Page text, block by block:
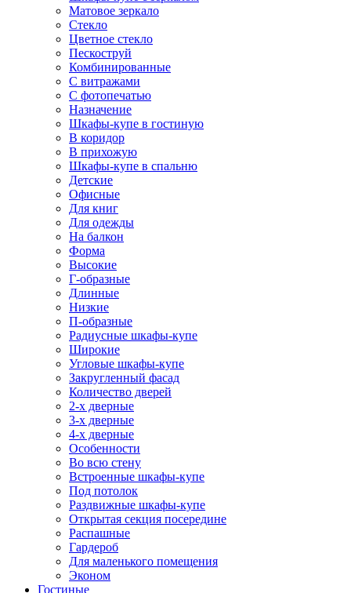
Матовое зеркало
Стекло
Цветное стекло
Пескоструй
Комбинированные
С витражами
С фотопечатью
Назначение
Шкафы-купе в гостиную
В коридор
В прихожую
Шкафы-купе в спальню
Детские
Офисные
Для книг
Для одежды
На балкон
Форма
Высокие
Г-образные
Длинные
Низкие
П-образные
Радиусные шкафы-купе
Широкие
Угловые шкафы-купе
Закругленный фасад
Количество дверей
2-х дверные
3-х дверные
4-х дверные
Особенности
Во всю стену
Встроенные шкафы-купе
Под потолок
Раздвижные шкафы-купе
Открытая секция посередине
Распашные
Гардероб
Для маленького помещения
Эконом
Гостиные